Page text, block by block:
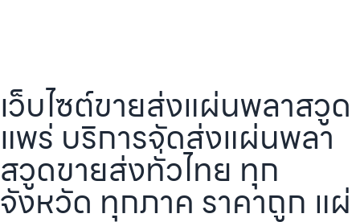
เว็บไซต์ขายส่งแผ่นพลาสวูด
แพร่ บริการจัดส่งแผ่นพลา
สวูดขายส่งทั่วไทย ทุก
จังหวัด ทุกภาค ราคาถูก แผ่